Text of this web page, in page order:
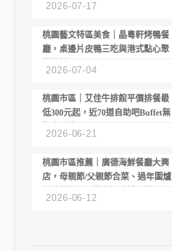
2026-07-17
桃園藝文特區美食｜晶粵軒烤鴨餐
廳，桌邊片皮鴨三吃與港式點心聚
2026-07-04
桃園市區｜艾佳牛排館平價排餐最
低300元起，近70道自助吧Buffet無
2026-06-21
桃園市區推薦｜廣德海鮮餐廳大興
店，母親節/父親節合菜、過年圍爐
2026-06-12